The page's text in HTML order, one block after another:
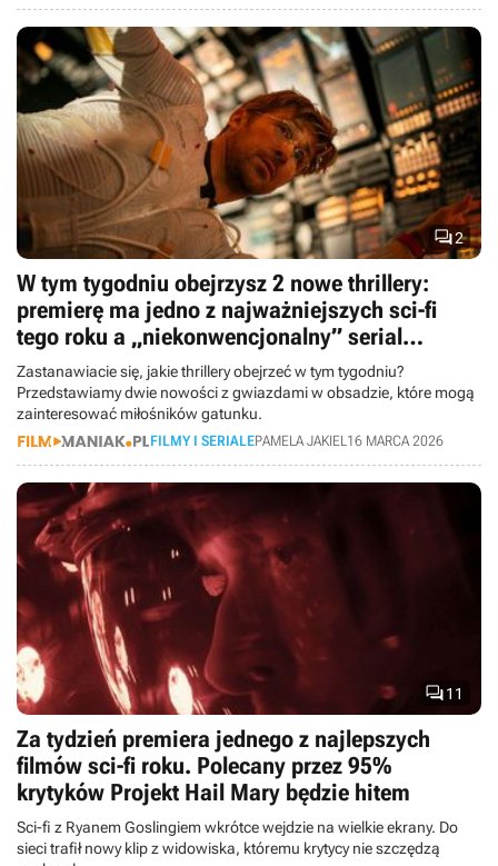
2
W tym tygodniu obejrzysz 2 nowe thrillery:
premierę ma jedno z najważniejszych sci-fi
tego roku a „niekonwencjonalny” serial
psychologiczny zmierza na Apple TV
Zastanawiacie się, jakie thrillery obejrzeć w tym tygodniu?
Przedstawiamy dwie nowości z gwiazdami w obsadzie, które mogą
zainteresować miłośników gatunku.
FILMY I SERIALEPAMELA JAKIEL16 MARCA 2026
11
Za tydzień premiera jednego z najlepszych
filmów sci-fi roku. Polecany przez 95%
krytyków Projekt Hail Mary będzie hitem
Sci-fi z Ryanem Goslingiem wkrótce wejdzie na wielkie ekrany. Do
sieci trafił nowy klip z widowiska, któremu krytycy nie szczędzą